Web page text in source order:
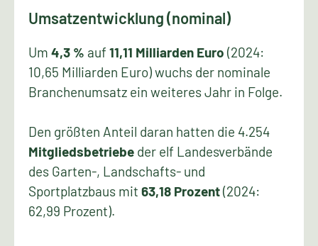
Umsatzentwicklung (nominal)
Um 4,3 % auf 11,11 Milliarden Euro (2024:
10,65 Milliarden Euro) wuchs der nominale
Branchenumsatz ein weiteres Jahr in Folge.
Den größten Anteil daran hatten die 4.254
Mitgliedsbetriebe der elf Landesverbände
des Garten-, Landschafts- und
Sportplatzbaus mit 63,18 Prozent(2024:
62,99 Prozent).